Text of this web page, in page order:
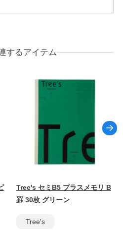
するアイテム
Tree's セミB5 プラスメモリ B
罫 30枚 グリーン
Tree's